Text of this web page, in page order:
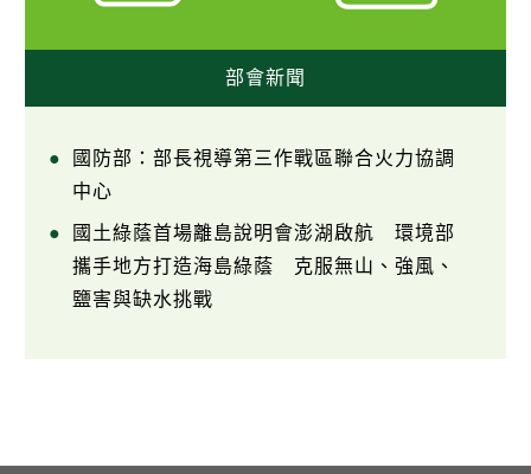
部會新聞
國防部：部長視導第三作戰區聯合火力協調
中心
國土綠蔭首場離島說明會澎湖啟航 環境部
攜手地方打造海島綠蔭 克服無山、強風、
鹽害與缺水挑戰